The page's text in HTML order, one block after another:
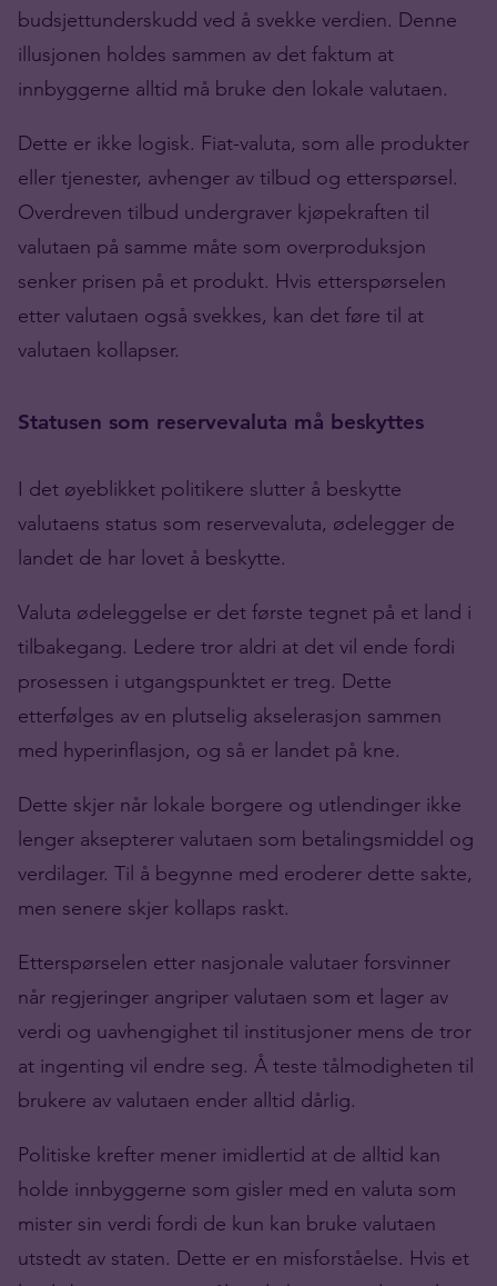
budsjettunderskudd ved å svekke verdien. Denne
illusjonen holdes sammen av det faktum at
innbyggerne alltid må bruke den lokale valutaen.
Dette er ikke logisk. Fiat-valuta, som alle produkter
eller tjenester, avhenger av tilbud og etterspørsel.
Overdreven tilbud undergraver kjøpekraften til
valutaen på samme måte som overproduksjon
senker prisen på et produkt. Hvis etterspørselen
etter valutaen også svekkes, kan det føre til at
valutaen kollapser.
Statusen som reservevaluta må beskyttes
I det øyeblikket politikere slutter å beskytte
valutaens status som reservevaluta, ødelegger de
landet de har lovet å beskytte.
Valuta ødeleggelse er det første tegnet på et land i
tilbakegang. Ledere tror aldri at det vil ende fordi
prosessen i utgangspunktet er treg. Dette
etterfølges av en plutselig akselerasjon sammen
med hyperinflasjon, og så er landet på kne.
Dette skjer når lokale borgere og utlendinger ikke
lenger aksepterer valutaen som betalingsmiddel og
verdilager. Til å begynne med eroderer dette sakte,
men senere skjer kollaps raskt.
Etterspørselen etter nasjonale valutaer forsvinner
når regjeringer angriper valutaen som et lager av
verdi og uavhengighet til institusjoner mens de tror
at ingenting vil endre seg. Å teste tålmodigheten til
brukere av valutaen ender alltid dårlig.
Politiske krefter mener imidlertid at de alltid kan
holde innbyggerne som gisler med en valuta som
mister sin verdi fordi de kun kan bruke valutaen
utstedt av staten. Dette er en misforståelse. Hvis et